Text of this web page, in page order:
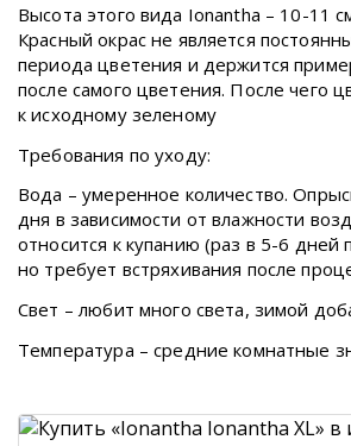
Высота этого вида Ionantha – 10-11
Красный окрас не является
периода цветения и держится
после самого цветения. После чего
к исходному зеленому
Требования по уходу:
Вода – умеренное количество.
дня в зависимости от влажности
относится к купанию (раз в 5-6 дней
но требует встряхивания после
Свет – любит много света, зимой
Температура – средние комнатные